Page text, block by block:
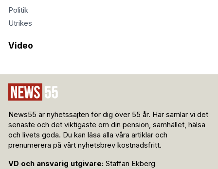
Politik
Utrikes
Video
News55 är nyhetssajten för dig över 55 år. Här samlar vi det
senaste och det viktigaste om din pension, samhället, hälsa
och livets goda. Du kan läsa alla våra artiklar och
prenumerera på vårt nyhetsbrev kostnadsfritt.
VD och ansvarig utgivare: Staffan Ekberg